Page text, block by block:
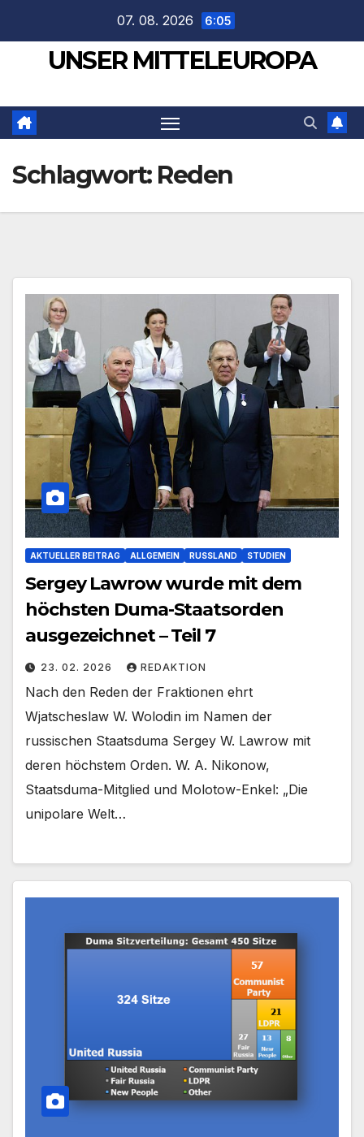
springen
07. 08. 2026 6:05
UNSER MITTELEUROPA
Schlagwort: Reden
AKTUELLER BEITRAG ALLGEMEIN RUSSLAND STUDIEN
Sergey Lawrow wurde mit dem
höchsten Duma-Staatsorden
ausgezeichnet – Teil 7
23. 02. 2026 REDAKTION
Nach den Reden der Fraktionen ehrt
Wjatscheslaw W. Wolodin im Namen der
russischen Staatsduma Sergey W. Lawrow mit
deren höchstem Orden. W. A. Nikonow,
Staatsduma-Mitglied und Molotow-Enkel: „Die
unipolare Welt…